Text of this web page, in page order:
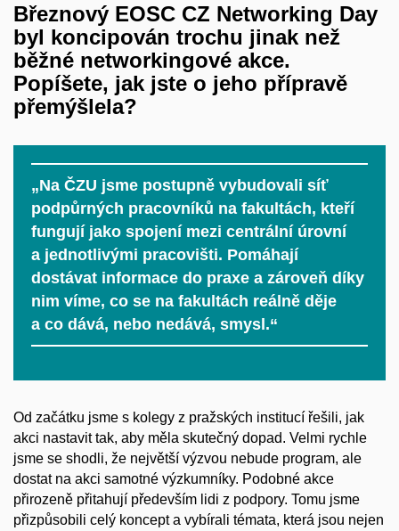
Březnový EOSC CZ Networking Day
byl koncipován trochu jinak než
běžné networkingové akce.
Popíšete, jak jste o jeho přípravě
přemýšlela?
„Na ČZU jsme postupně vybudovali síť
podpůrných pracovníků na fakultách, kteří
fungují jako spojení mezi centrální úrovní
a jednotlivými pracovišti. Pomáhají
dostávat informace do praxe a zároveň díky
nim víme, co se na fakultách reálně děje
a co dává, nebo nedává, smysl.“
Od začátku jsme s kolegy z pražských institucí řešili, jak
akci nastavit tak, aby měla skutečný dopad. Velmi rychle
jsme se shodli, že největší výzvou nebude program, ale
dostat na akci samotné výzkumníky. Podobné akce
přirozeně přitahují především lidi z podpory. Tomu jsme
přizpůsobili celý koncept a vybírali témata, která jsou nejen